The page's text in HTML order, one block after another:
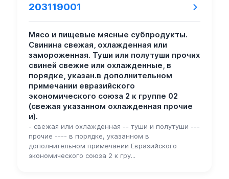
203119001
Мясо и пищевые мясные субпродукты.
Свинина свежая, охлажденная или
замороженная. Туши или полутуши прочих
свиней свежие или охлажденные, в
порядке, указан.в дополнительном
примечании евразийского
экономического союза 2 к группе 02
(свежая указанном охлажденная прочие
и).
- свежая или охлажденная -- туши и полутуши ---
прочие ---- в порядке, указанном в
дополнительном примечании Евразийского
экономического союза 2 к гру...